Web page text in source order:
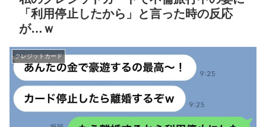
「利用停止したから」と言った時の反応
が…ｗ
クレジットカード